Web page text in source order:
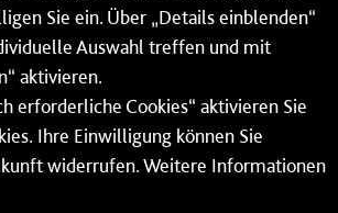
78
77
Sie ein. Über „Details einblenden“
Auswahl treffen und mit
aktivieren.
erforderliche Cookies“ aktivieren Sie
Ihre Einwilligung können Sie
widerrufen. Weitere Informationen